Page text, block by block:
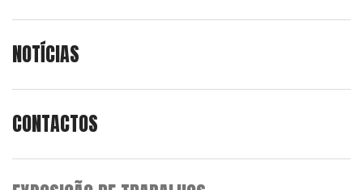
NOTÍCIAS
CONTACTOS